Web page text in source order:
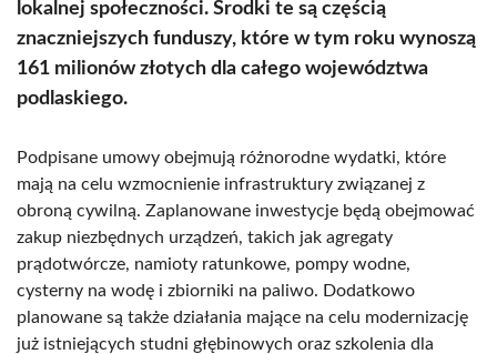
lokalnej społeczności. Środki te są częścią
znaczniejszych funduszy, które w tym roku wynoszą
161 milionów złotych dla całego województwa
podlaskiego.
Podpisane umowy obejmują różnorodne wydatki, które
mają na celu wzmocnienie infrastruktury związanej z
obroną cywilną. Zaplanowane inwestycje będą obejmować
zakup niezbędnych urządzeń, takich jak agregaty
prądotwórcze, namioty ratunkowe, pompy wodne,
cysterny na wodę i zbiorniki na paliwo. Dodatkowo
planowane są także działania mające na celu modernizację
już istniejących studni głębinowych oraz szkolenia dla